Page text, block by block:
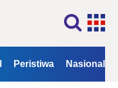
Peristiwa Nasional